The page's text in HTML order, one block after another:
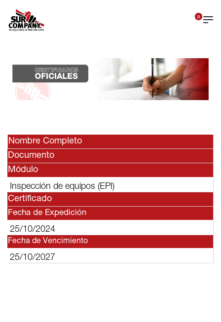
0
Nombre Completo
Documento
Módulo
Inspección de equipos (EPI)
Certificado
Fecha de Expedición
25/10/2024
Fecha de Vencimiento
25/10/2027